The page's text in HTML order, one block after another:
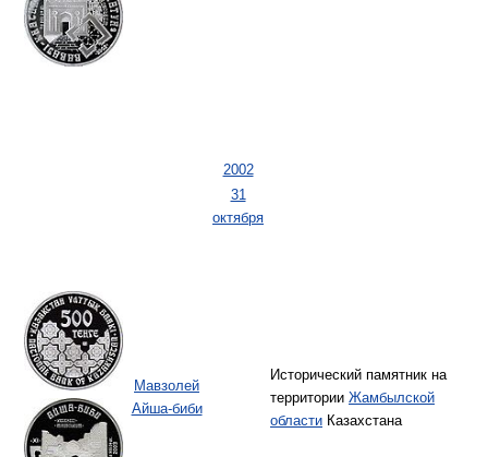
2002
Мавзолей
Айша-биби
31
октября
Исторический памятник на
территории Жамбылской
области Казахстана